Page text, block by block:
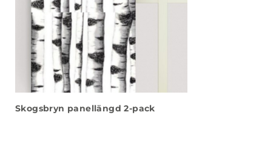
Skogsbryn panellängd 2-pack